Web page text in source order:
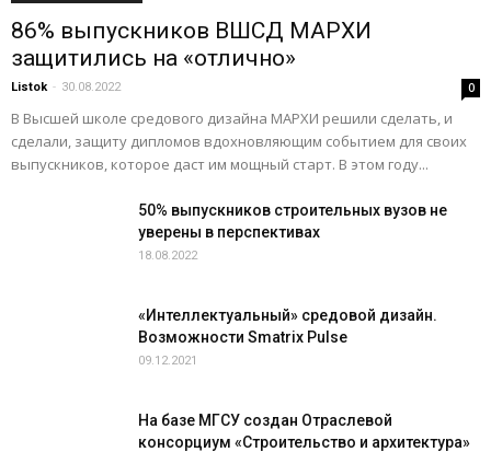
86% выпускников ВШСД МАРХИ
защитились на «отлично»
Listok - 30.08.2022 0
В Высшей школе средового дизайна МАРХИ решили сделать, и
сделали, защиту дипломов вдохновляющим событием для своих
выпускников, которое даст им мощный старт. В этом году...
50% выпускников строительных вузов не
уверены в перспективах
18.08.2022
«Интеллектуальный» средовой дизайн.
Возможности Smatrix Pulse
09.12.2021
На базе МГСУ создан Отраслевой
консорциум «Строительство и архитектура»